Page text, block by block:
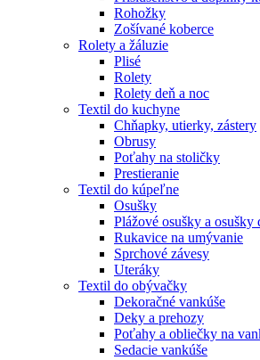
Rohožky
Zošívané koberce
Rolety a žáluzie
Plisé
Rolety
Rolety deň a noc
Textil do kuchyne
Chňapky, utierky, zástery
Obrusy
Poťahy na stoličky
Prestieranie
Textil do kúpeľne
Osušky
Plážové osušky a osušky
Rukavice na umývanie
Sprchové závesy
Uteráky
Textil do obývačky
Dekoračné vankúše
Deky a prehozy
Poťahy a obliečky na
Sedacie vankúše